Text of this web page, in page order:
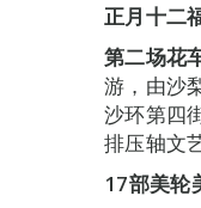
正月十二
第二场花
游，由沙
沙环第四
排压轴文
17部美轮